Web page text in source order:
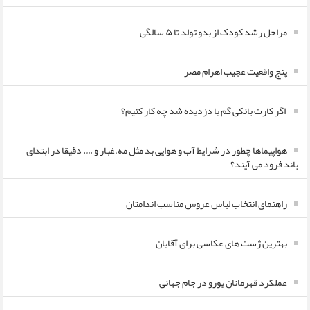
مراحل رشد کودک از بدو تولد تا ۵ سالگی
پنج واقعیت عجیب اهرام مصر
اگر کارت بانکی گم یا دزدیده شد چه کار کنیم؟
هواپیماها چطور در شرایط آب و هوایی بد مثل مه،غبار و …. دقیقا در ابتدای
باند فرود می آیند؟
راهنمای انتخاب لباس عروس مناسب اندامتان
بهترین ژست های عکاسی برای آقایان
عملکرد قهرمانان یورو در جام جهانی